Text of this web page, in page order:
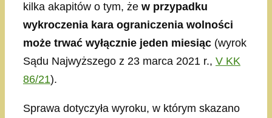
kilka akapitów o tym, że w przypadku
wykroczenia kara ograniczenia wolności
może trwać wyłącznie jeden miesiąc (wyrok
Sądu Najwyższego z 23 marca 2021 r., V KK
86/21).
Sprawa dotyczyła wyroku, w którym skazano